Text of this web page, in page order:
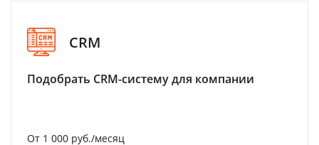
CRM
Подобрать CRM-систему для компании
От 1 000 руб./месяц